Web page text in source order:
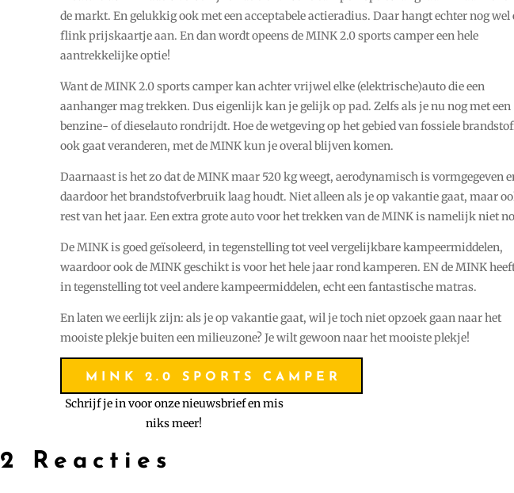
de markt. En gelukkig ook met een acceptabele actieradius. Daar hangt echter nog wel
flink prijskaartje aan. En dan wordt opeens de MINK 2.0 sports camper een hele
aantrekkelijke optie!
Want de MINK 2.0 sports camper kan achter vrijwel elke (elektrische)auto die een
aanhanger mag trekken. Dus eigenlijk kan je gelijk op pad. Zelfs als je nu nog met een
benzine- of dieselauto rondrijdt. Hoe de wetgeving op het gebied van fossiele
ook gaat veranderen, met de MINK kun je overal blijven komen.
Daarnaast is het zo dat de MINK maar 520 kg weegt, aerodynamisch is vormgegeven
daardoor het brandstofverbruik laag houdt. Niet alleen als je op vakantie gaat, maar
rest van het jaar. Een extra grote auto voor het trekken van de MINK is namelijk niet
De MINK is goed geïsoleerd, in tegenstelling tot veel vergelijkbare kampeermiddelen,
waardoor ook de MINK geschikt is voor het hele jaar rond kamperen. EN de MINK
in tegenstelling tot veel andere kampeermiddelen, echt een fantastische matras.
En laten we eerlijk zijn: als je op vakantie gaat, wil je toch niet opzoek gaan naar het
mooiste plekje buiten een milieuzone? Je wilt gewoon naar het mooiste plekje!
MINK 2.0 SPORTS CAMPER
Schrijf je in voor onze nieuwsbrief en mis
niks meer!
2 Reacties